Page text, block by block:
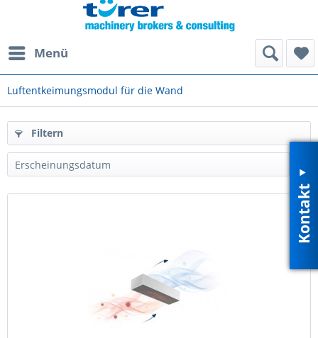
Menü
Luftentkeimungsmodul für die Wand
Filtern
Kontakt